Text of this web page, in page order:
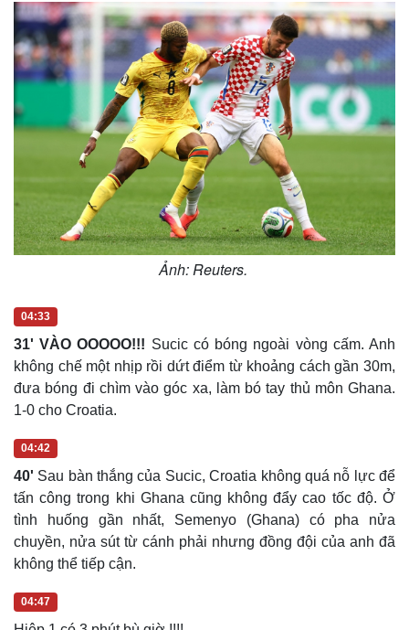
Sân khấu - Điện ảnh
Âm nhạc
Di sản
Sao Việt
04:28
04:33
31' VÀO OOOOO!!!Sucic có bóng ngoài vòng cấm. Anh
không chế một nhịp rồi dứt điểm từ khoảng cách gần 30m,
đưa bóng đi chìm vào góc xa, làm bó tay thủ môn Ghana.
1-0 cho Croatia.
04:42
40' Sau bàn thắng của Sucic, Croatia không quá nỗ lực để
tấn công trong khi Ghana cũng không đẩy cao tốc độ. Ở
tình huống gần nhất, Semenyo (Ghana) có pha nửa
chuyền, nửa sút từ cánh phải nhưng đồng đội của anh đã
không thể tiếp cận.